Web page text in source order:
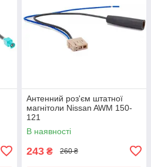
Антенний роз'єм штатної
магнітоли Nissan AWM 150-
121
В наявності
243 ₴ 260 ₴